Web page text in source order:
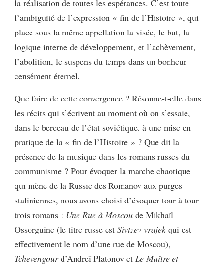
la réalisation de toutes les espérances. C’est toute
l’ambiguïté de l’expression « fin de l’Histoire », qui
place sous la même appellation la visée, le but, la
logique interne de développement, et l’achèvement,
l’abolition, le suspens du temps dans un bonheur
censément éternel.
Que faire de cette convergence ? Résonne-t-elle dans
les récits qui s’écrivent au moment où on s’essaie,
dans le berceau de l’état soviétique, à une mise en
pratique de la « fin de l’Histoire » ? Que dit la
présence de la musique dans les romans russes du
communisme ? Pour évoquer la marche chaotique
qui mène de la Russie des Romanov aux purges
staliniennes, nous avons choisi d’évoquer tour à tour
trois romans : Une Rue à Moscou de Mikhaïl
Ossorguine (le titre russe est Sivtzev vrajek qui est
effectivement le nom d’une rue de Moscou),
Tchevengourd’Andreï Platonov et Le Maître et